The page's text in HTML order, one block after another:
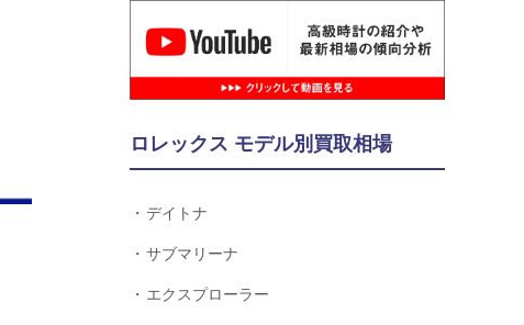
ロレックス モデル別買取相場
デイトナ
サブマリーナ
エクスプローラー